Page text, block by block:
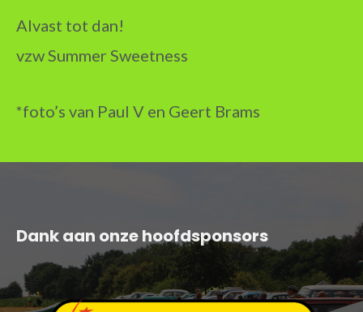
Alvast tot dan!
vzw Summer Sweetness
*foto’s van Paul V en Geert Brams
Dank aan onze hoofdsponsors